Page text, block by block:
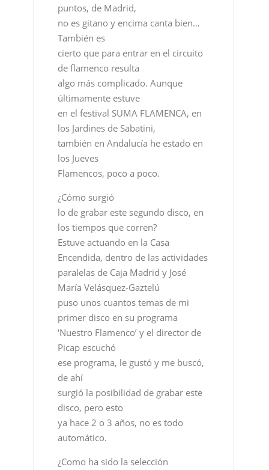
algo más complicado. Aunque
últimamente estuve
en el festival SUMA FLAMENCA, en
los Jardines de Sabatini,
también en Andalucía he estado en
los Jueves
Flamencos, poco a poco.
¿Cómo surgió
lo de grabar este segundo disco, en
los tiempos que corren?
Estuve actuando en la Casa
Encendida, dentro de las actividades
paralelas de Caja Madrid y José
María Velásquez-Gaztelú
puso unos cuantos temas de mi
primer disco en su programa
‘Nuestro Flamenco’ y el director de
Picap escuchó
ese programa, le gustó y me buscó,
de ahí
surgió la posibilidad de grabar este
disco, pero esto
ya hace 2 o 3 años, no es todo
automático.
¿Como ha sido la selección
de los temas del disco?.
Hay de todo, desde los tanguillos
que abren el disco “Corazón
Tangos…